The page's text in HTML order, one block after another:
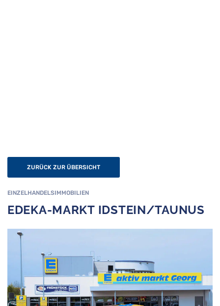
ZURÜCK ZUR ÜBERSICHT
EINZELHANDELSIMMOBILIEN
EDEKA-MARKT IDSTEIN/TAUNUS